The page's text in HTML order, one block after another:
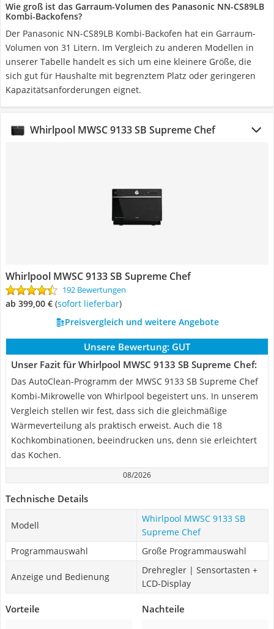
Wie groß ist das Garraum-Volumen des Panasonic NN-CS89LB
Kombi-Backofens?
Der Panasonic NN-CS89LB Kombi-Backofen hat ein Garraum-
Volumen von 31 Litern. Im Vergleich zu anderen Modellen in
unserer Tabelle handelt es sich um eine kleinere Größe, die
sich gut für Haushalte mit begrenztem Platz oder geringeren
Kapazitätsanforderungen eignet.
Whirlpool MWSC 9133 SB Supreme Chef
Whirlpool MWSC 9133 SB Supreme Chef
192 Bewertungen
ab 399,00 € ( Sofort lieferbar)
Preisvergleich und weitere Angebote
Unsere Bewertung: GUT
Unser Fazit für Whirlpool MWSC 9133 SB Supreme Chef:
Das AutoClean-Programm der MWSC 9133 SB Supreme Chef
Kombi-Mikrowelle von Whirlpool begeistert uns. In unserem
Vergleich stellen wir fest, dass sich die gleichmäßige
Wärmeverteilung als praktisch erweist. Auch die 18
Kochkombinationen, beeindrucken uns, denn sie erleichtert
das Kochen.
08/2026
Technische Details
Modell
Whirlpool MWSC 9133 SB
Supreme Chef
Programmauswahl
Große Programmauswahl
Anzeige und Bedienung
Drehregler | Sensortasten +
LCD-Display
Vorteile Nachteile